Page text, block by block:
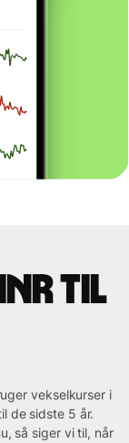
til
vekselkurser i
de sidste 5 år.
så siger vi til, når